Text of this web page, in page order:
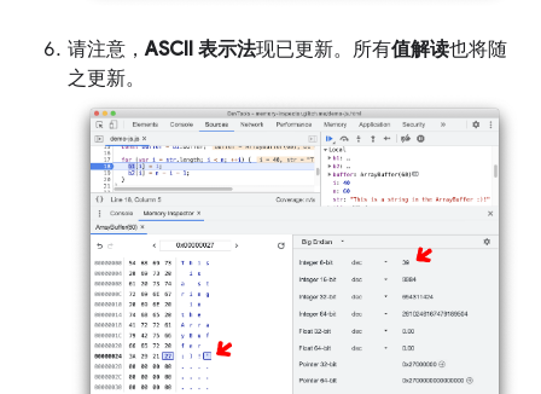
请注意，ASCII 表示法现已更新。所有值解读也将随
之更新。